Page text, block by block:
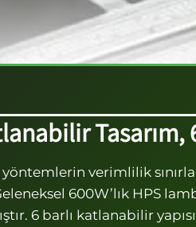
verimlilik
600W’lık HPS
6 barlı katlanabilir